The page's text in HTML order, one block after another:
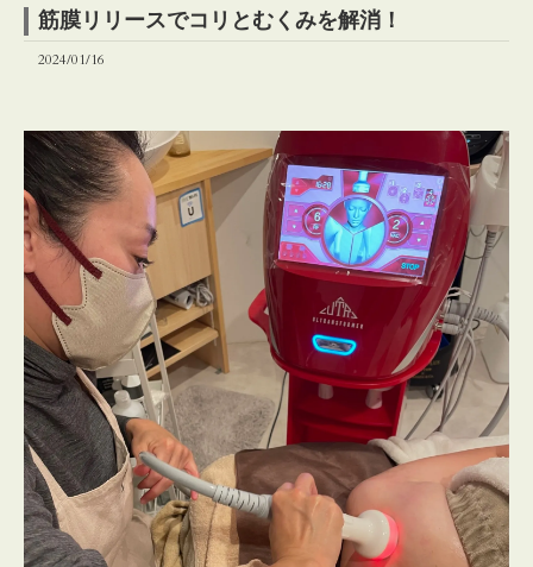
筋膜リリースでコリとむくみを解消！
2024/01/16